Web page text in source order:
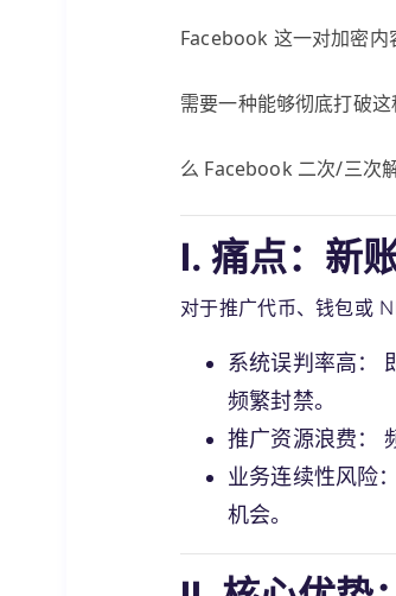
Facebook 这一对加密内
需要一种能够彻底打破
么 Facebook 二次/三次
I. 痛点：新
对于推广代币、钱包或
系统误判率高：
频繁封禁。
推广资源浪费：
业务连续性风险：
机会。